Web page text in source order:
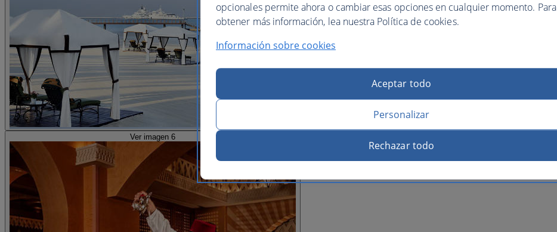
Ver imagen 6
opcionales permite ahora o cambiar esas opciones en cualquier momento. Para
obtener más información, lea nuestra Política de cookies.
Información sobre cookies
Aceptar todo
Personalizar
Rechazar todo